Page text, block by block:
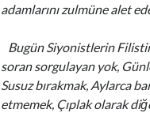
adamlarını zulmüne alet
Bugün Siyonistlerin
soran sorgulayan yok,
Susuz bırakmak, Aylarca
etmemek, Çıplak olarak